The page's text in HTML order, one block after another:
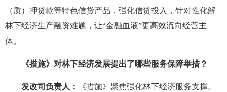
（质）押贷款等特色信贷产品，强化信贷投入，针对性化解
林下经济生产融资难题，让“金融血液”更高效流向经营主
体。
《措施》对林下经济发展提出了哪些服务保障举措？
发改司负责人：
《措施》聚焦强化林下经济服务支撑。